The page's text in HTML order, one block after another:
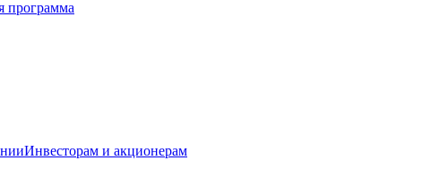
программа
Инвесторам и акционерам